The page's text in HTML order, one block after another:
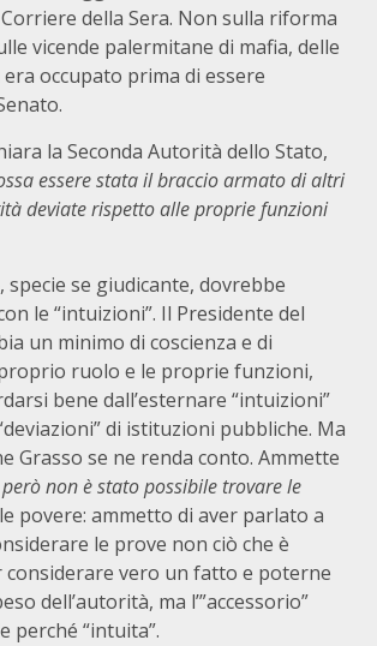
della Sera. Non sulla riforma
vicende palermitane di mafia, delle
occupato prima di essere
la Seconda Autorità dello Stato,
essere stata il braccio armato di altri
deviate rispetto alle proprie funzioni
se giudicante, dovrebbe
le “intuizioni”. Il Presidente del
un minimo di coscienza e di
ruolo e le proprie funzioni,
bene dall’esternare “intuizioni”
di istituzioni pubbliche. Ma
Grasso se ne renda conto. Ammette
non è stato possibile trovare le
povere: ammetto di aver parlato a
le prove non ciò che è
considerare vero un fatto e poterne
dell’autorità, ma l’”accessorio”
perché “intuita”.